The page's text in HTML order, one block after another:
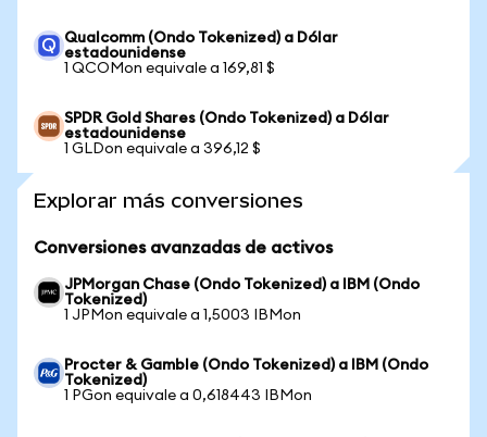
Qualcomm (Ondo Tokenized) a Dólar
estadounidense
1 QCOMon equivale a 169,81 $
SPDR Gold Shares (Ondo Tokenized) a Dólar
estadounidense
1 GLDon equivale a 396,12 $
Explorar más conversiones
Conversiones avanzadas de activos
JPMorgan Chase (Ondo Tokenized) a IBM (Ondo
Tokenized)
1 JPMon equivale a 1,5003 IBMon
Procter & Gamble (Ondo Tokenized) a IBM (Ondo
Tokenized)
1 PGon equivale a 0,618443 IBMon